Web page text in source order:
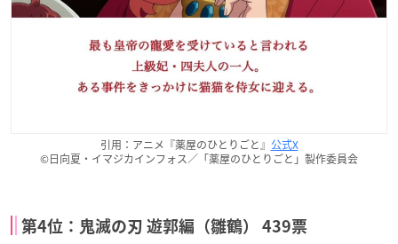
引用：アニメ『薬屋のひとりごと』 公式X
©日向夏・イマジカインフォス／「薬屋のひとりごと」製作委員会
第4位：鬼滅の刃 遊郭編（雛鶴） 439票